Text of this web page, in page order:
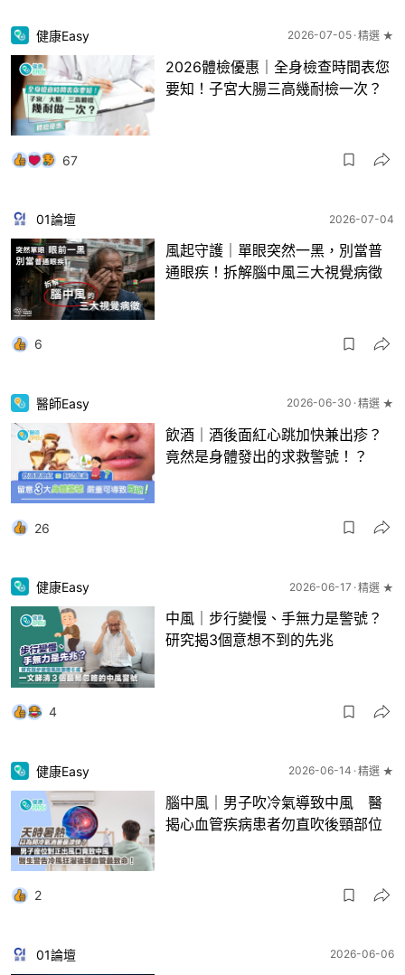
健康Easy 2026-07-05 精選 ★
2026體檢優惠｜全身檢查時間表您
要知！子宮大腸三高幾耐檢一次？
67
01論壇 2026-07-04
風起守護｜單眼突然一黑，別當普
通眼疾！拆解腦中風三大視覺病徵
6
醫師Easy 2026-06-30 精選 ★
飲酒｜酒後面紅心跳加快兼出疹？
竟然是身體發出的求救警號！？
26
健康Easy 2026-06-17 精選 ★
中風｜步行變慢、手無力是警號？
研究揭3個意想不到的先兆
4
健康Easy 2026-06-14 精選 ★
腦中風｜男子吹冷氣導致中風 醫
揭心血管疾病患者勿直吹後頸部位
2
01論壇 2026-06-06